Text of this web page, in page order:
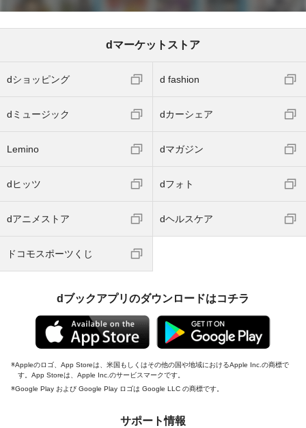
dマーケットストア
dショッピング d fashion
dミュージック dカーシェア
Lemino dマガジン
dヒッツ dフォト
dアニメストア dヘルスケア
ドコモスポーツくじ
dブックアプリのダウンロードはコチラ
Appleのロゴ、App Storeは、米国もしくはその他の国や地域におけるApple Inc.の商標で
す。App Storeは、Apple Inc.のサービスマークです。
Google Play および Google Play ロゴは Google LLC の商標です。
サポート情報